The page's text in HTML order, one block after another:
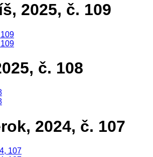
2025, č. 109
č. 108
2024, č. 107